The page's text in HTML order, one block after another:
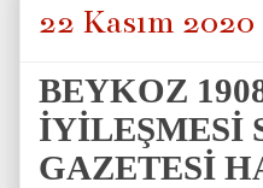
22 Kasım
BEYKOZ
İYİLEŞMESİ
GAZETESİ